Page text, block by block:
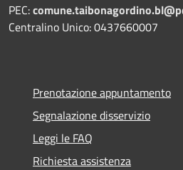
PEC:
Centralino Unico: 0437660007
Prenotazione appuntamento
Segnalazione disservizio
Leggi le FAQ
Richiesta assistenza